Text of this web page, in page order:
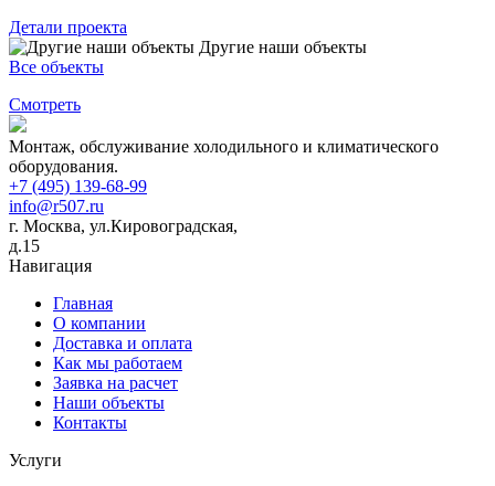
Детали проекта
Другие наши объекты
Все объекты
Смотреть
Монтаж, обслуживание холодильного и климатического
оборудования.
+7 (495) 139-68-99
info@r507.ru
г. Москва, ул.Кировоградская,
д.15
Навигация
Главная
О компании
Доставка и оплата
Как мы работаем
Заявка на расчет
Наши объекты
Контакты
Услуги